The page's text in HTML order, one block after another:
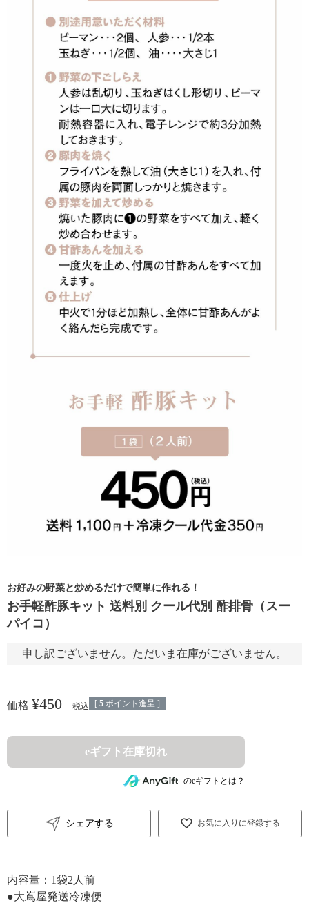
お好みの野菜と炒めるだけで簡単に作れる！
お手軽酢豚キット 送料別 クール代別 酢排骨（スー
パイコ）
申し訳ございません。ただいま在庫がございません。
価格 ¥450 税込 [ 5 ポイント進呈 ]
お気に入りに登録する
eギフト在庫切れ
のeギフトとは？
シェアする
内容量：1袋2人前
●大嶌屋発送冷凍便